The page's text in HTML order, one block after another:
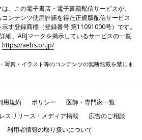
、この電子書店・電子書籍配信サービスが、
ンテンツ使用許諾を得た正規版配信サービス
す登録商標（登録番号 第11091000号）です。
細、ABJマークを掲示しているサービスの一覧
https://aebs.or.jp/
写真・イラスト等のコンテンツの無断転載を禁じま
用規約 ポリシー
医師・専門家一覧
スリリース・メディア掲載
広告のご相談
利用者情報の取り扱いについて